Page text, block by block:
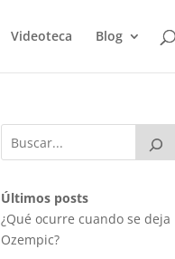
Videoteca Blog
Últimos posts
¿Qué ocurre cuando se deja
Ozempic?